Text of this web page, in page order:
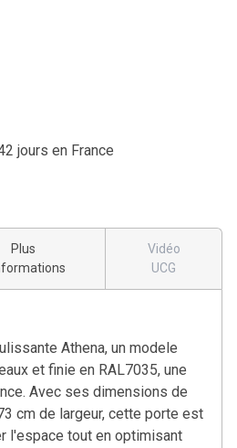
jours en France
Plus
Vidéo
UCG
Athena, un modele
et finie en RAL7035, une
Avec ses dimensions de
cm de largeur, cette porte est
l'espace tout en optimisant